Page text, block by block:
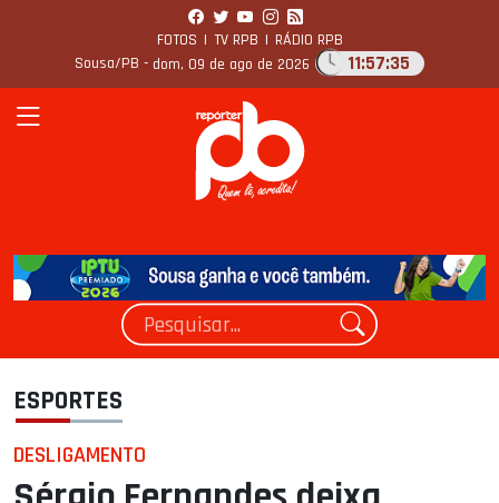
FOTOS | TV RPB | RÁDIO RPB
Sousa/PB - dom, 09 de ago de 2026 11:57:36
ESPORTES
DESLIGAMENTO